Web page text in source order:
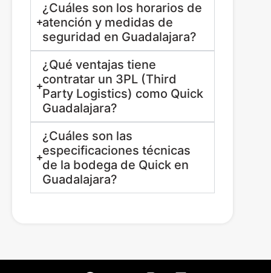
¿Cuáles son los horarios de
atención y medidas de
seguridad en Guadalajara?
¿Qué ventajas tiene
contratar un 3PL (Third
Party Logistics) como Quick
Guadalajara?
¿Cuáles son las
especificaciones técnicas
de la bodega de Quick en
Guadalajara?